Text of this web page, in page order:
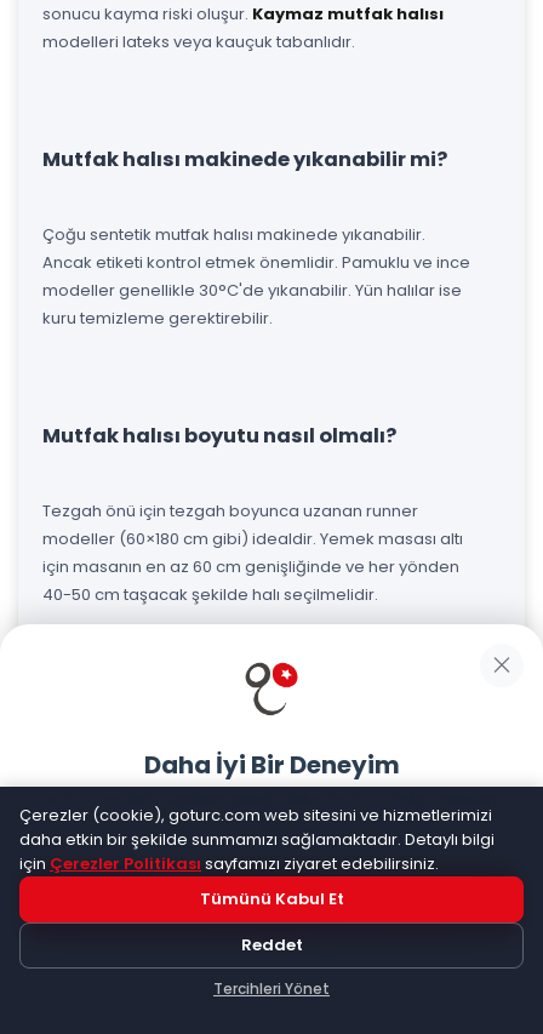
sonucu kayma riski oluşur. Kaymaz mutfak halısı
modelleri lateks veya kauçuk tabanlıdır.
Mutfak halısı makinede yıkanabilir mi?
Çoğu sentetik mutfak halısı makinede yıkanabilir.
Ancak etiketi kontrol etmek önemlidir. Pamuklu ve ince
modeller genellikle 30°C'de yıkanabilir. Yün halılar ise
kuru temizleme gerektirebilir.
Mutfak halısı boyutu nasıl olmalı?
Tezgah önü için tezgah boyunca uzanan runner
modeller (60×180 cm gibi) idealdir. Yemek masası altı
için masanın en az 60 cm genişliğinde ve her yönden
40-50 cm taşacak şekilde halı seçilmelidir.
Hangi renk mutfak halısı daha pratik?
Lekeleri gizlemek için desenli veya koyu renkli halılar
daha pratiktir. Bej, gri, kahverengi ve desenli modeller
leke göstermez. Beyaz halılar şık görünse de sık
temizlik gerektirir.
Mutfak halısı nereden alınır?
Daha İyi Bir Deneyim
Goturc mobil uygulamasıyla daha hızlı ve kolay alışveriş
yapın
Hemen Dene!
Uygulama yüklüyse açılacak, değilseGoogle Play'e
yönlendirileceksiniz
Çerezler (cookie), goturc.com web sitesini ve hizmetlerimizi
daha etkin bir şekilde sunmamızı sağlamaktadır. Detaylı bilgi
için Çerezler Politikası sayfamızı ziyaret edebilirsiniz.
Tümünü Kabul Et
Reddet
Tercihleri Yönet